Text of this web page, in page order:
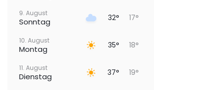
9. August
Sonntag 32° 17°
10. August
Montag 35° 18°
11. August
Dienstag 37° 19°